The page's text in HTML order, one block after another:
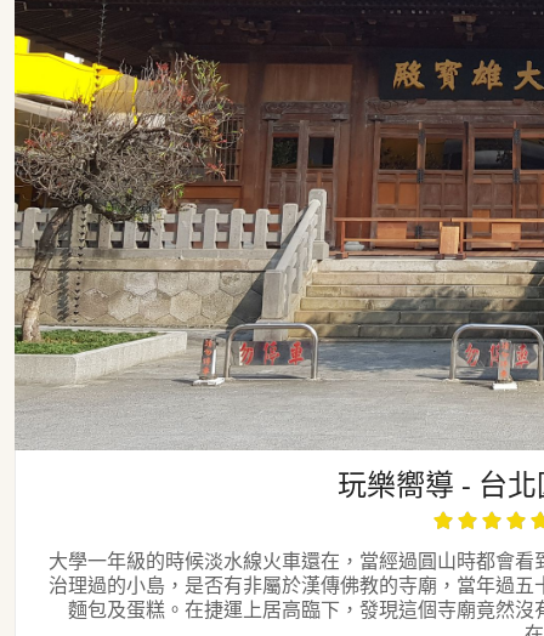
玩樂嚮導 - 台
玩樂嚮導 - 台
大學一年級的時候淡水線火車還在，當經過圓山時都會
治理過的小島，是否有非屬於漢傳佛教的寺廟，當年過
麵包及蛋糕。在捷運上居高臨下，發現這個寺廟竟然